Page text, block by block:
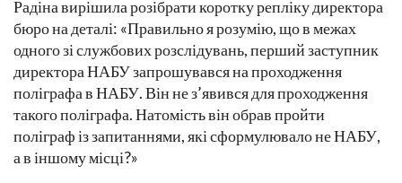
Радіна вирішила розібрати коротку репліку директора
бюро на деталі: «Правильно я розумію, що в межах
одного зі службових розслідувань, перший заступник
директора НАБУ запрошувався на проходження
поліграфа в НАБУ. Він не з’явився для проходження
такого поліграфа. Натомість він обрав пройти
поліграф із запитаннями, які сформулювало не НАБУ,
а в іншому місці?»